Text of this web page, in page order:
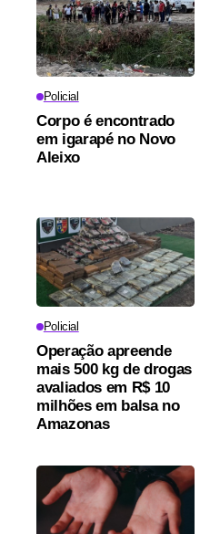
Policial
Corpo é encontrado
em igarapé no Novo
Aleixo
Policial
Operação apreende
mais 500 kg de drogas
avaliados em R$ 10
milhões em balsa no
Amazonas